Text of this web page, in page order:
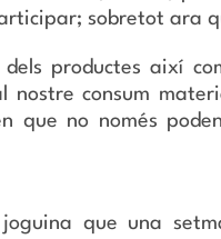
sobretot ara
productes així
nostre consum
que no només
que una